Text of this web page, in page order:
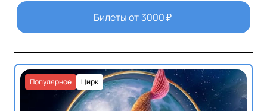
Билеты от 3000₽
Цирк
Популярное